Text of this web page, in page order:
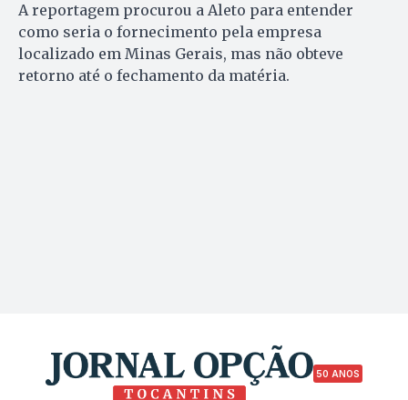
A reportagem procurou a Aleto para entender
como seria o fornecimento pela empresa
localizado em Minas Gerais, mas não obteve
retorno até o fechamento da matéria.
50 ANOS